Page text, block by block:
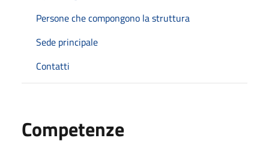
Persone che compongono la struttura
Sede principale
Contatti
Competenze